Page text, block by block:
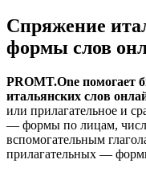
Спряжение
формы слов
PROMT.One помогает
итальянских слов
или прилагательное и
— формы по лицам,
вспомогательным
прилагательных —